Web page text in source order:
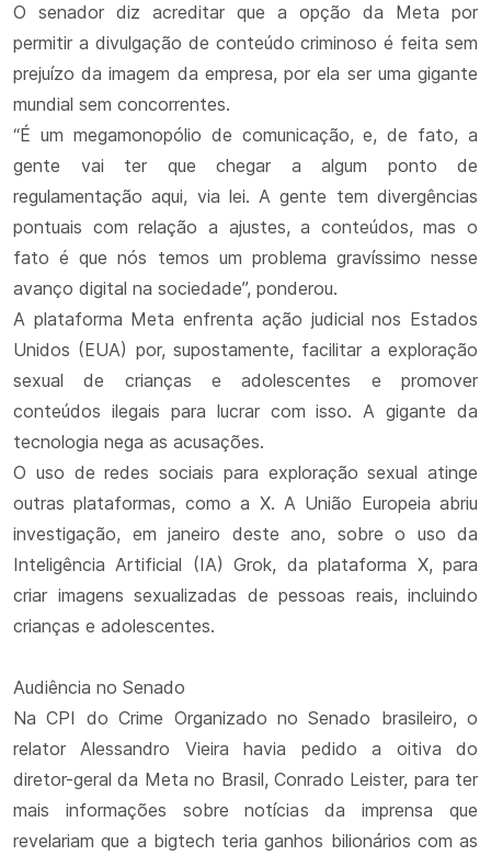
O senador diz acreditar que a opção da Meta por
permitir a divulgação de conteúdo criminoso é feita sem
prejuízo da imagem da empresa, por ela ser uma gigante
mundial sem concorrentes.
“É um megamonopólio de comunicação, e, de fato, a
gente vai ter que chegar a algum ponto de
regulamentação aqui, via lei. A gente tem divergências
pontuais com relação a ajustes, a conteúdos, mas o
fato é que nós temos um problema gravíssimo nesse
avanço digital na sociedade”, ponderou.
A plataforma Meta enfrenta ação judicial nos Estados
Unidos (EUA) por, supostamente, facilitar a exploração
sexual de crianças e adolescentes e promover
conteúdos ilegais para lucrar com isso. A gigante da
tecnologia nega as acusações.
O uso de redes sociais para exploração sexual atinge
outras plataformas, como a X. A União Europeia abriu
investigação, em janeiro deste ano, sobre o uso da
Inteligência Artificial (IA) Grok, da plataforma X, para
criar imagens sexualizadas de pessoas reais, incluindo
crianças e adolescentes.
Audiência no Senado
Na CPI do Crime Organizado no Senado brasileiro, o
relator Alessandro Vieira havia pedido a oitiva do
diretor-geral da Meta no Brasil, Conrado Leister, para ter
mais informações sobre notícias da imprensa que
revelariam que a bigtech teria ganhos bilionários com as